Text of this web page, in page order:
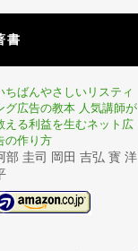
書
ちばんやさしいリスティ
グ広告の教本 人気講師が
える利益を生むネット広
の作り方
部 圭司 岡田 吉弘 寳 洋